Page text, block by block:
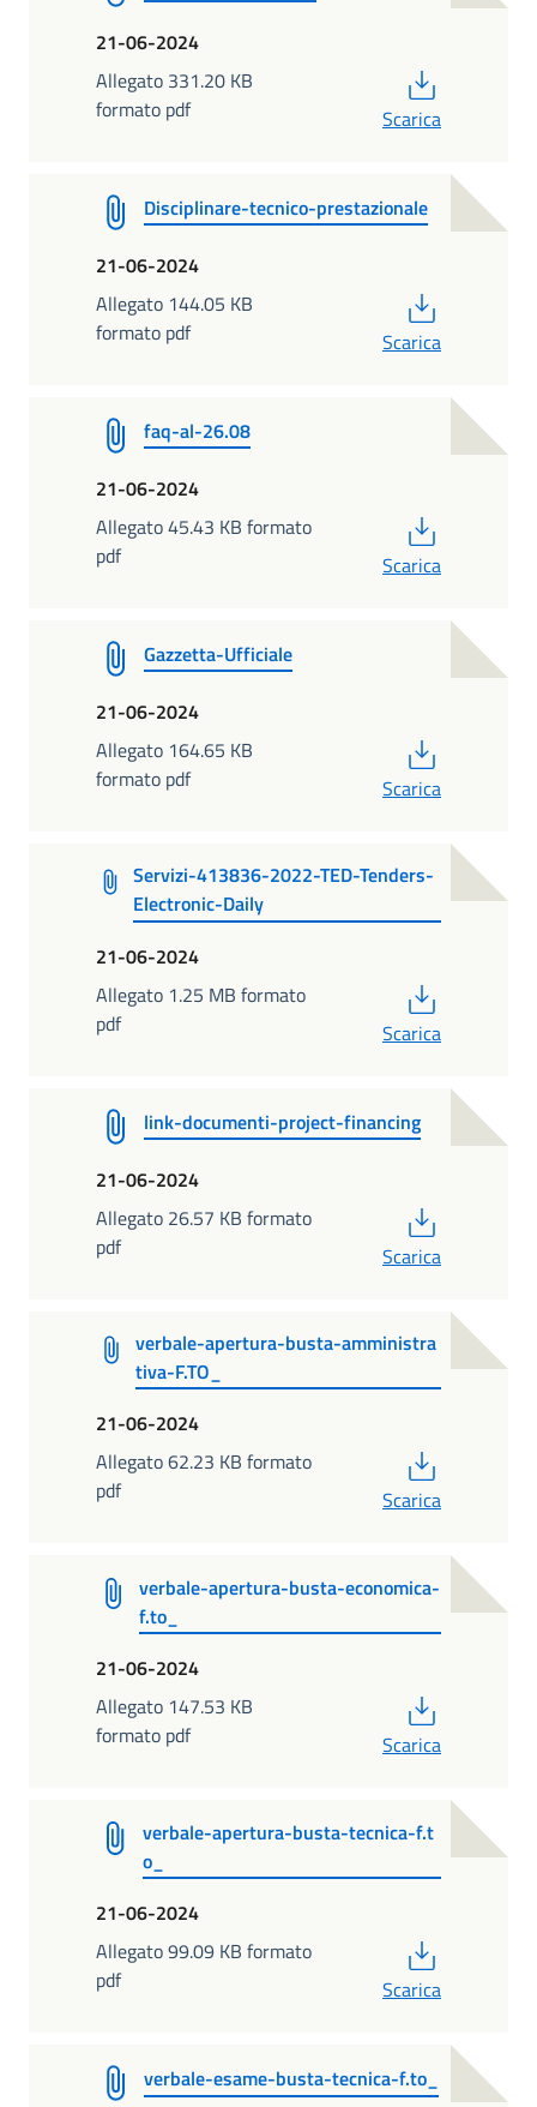
21-06-2024
Allegato 331.20 KB
formato pdf
Scarica
Disciplinare-tecnico-prestazionale
21-06-2024
Allegato 144.05 KB
formato pdf
Scarica
faq-al-26.08
21-06-2024
Allegato 45.43 KB formato
pdf
Scarica
Gazzetta-Ufficiale
21-06-2024
Allegato 164.65 KB
formato pdf
Scarica
Servizi-413836-2022-TED-Tenders-
Electronic-Daily
21-06-2024
Allegato 1.25 MB formato
pdf
Scarica
link-documenti-project-financing
21-06-2024
Allegato 26.57 KB formato
pdf
Scarica
verbale-apertura-busta-amministra
tiva-F.TO_
21-06-2024
Allegato 62.23 KB formato
pdf
Scarica
verbale-apertura-busta-economica-
f.to_
21-06-2024
Allegato 147.53 KB
formato pdf
Scarica
verbale-apertura-busta-tecnica-f.t
o_
21-06-2024
Allegato 99.09 KB formato
pdf
Scarica
verbale-esame-busta-tecnica-f.to_